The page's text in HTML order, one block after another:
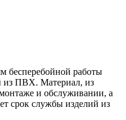
бесперебойной работы
из ПВХ. Материал, из
и обслуживании, а
срок службы изделий из